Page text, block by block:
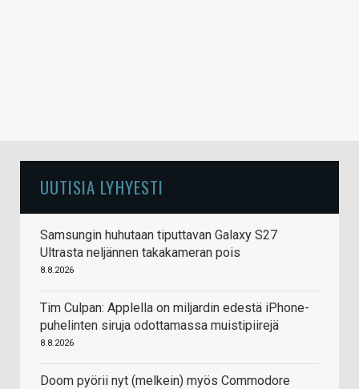
UUTISIA LYHYESTI
Samsungin huhutaan tiputtavan Galaxy S27
Ultrasta neljännen takakameran pois
8.8.2026
Tim Culpan: Applella on miljardin edestä iPhone-
puhelinten siruja odottamassa muistipiirejä
8.8.2026
Doom pyörii nyt (melkein) myös Commodore